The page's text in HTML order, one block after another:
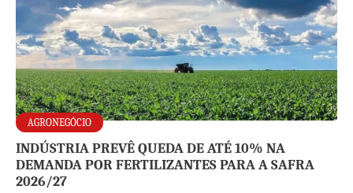
AGRONEGÓCIO
INDÚSTRIA PREVÊ QUEDA DE ATÉ 10% NA
DEMANDA POR FERTILIZANTES PARA A SAFRA
2026/27